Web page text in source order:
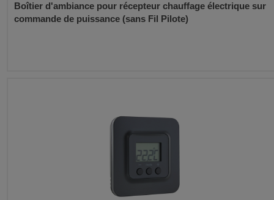
Boîtier d'ambiance pour récepteur chauffage électrique sur
commande de puissance (sans Fil Pilote)